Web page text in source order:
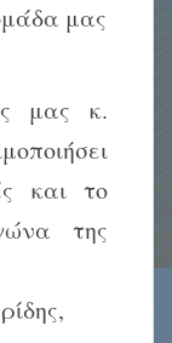
μας
μας κ.
και το
της